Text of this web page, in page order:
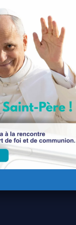
1683. Tad
1640, ne ehanas
bloaz ha daou-ugent !
hag e binijenn o-
perz ar misionou